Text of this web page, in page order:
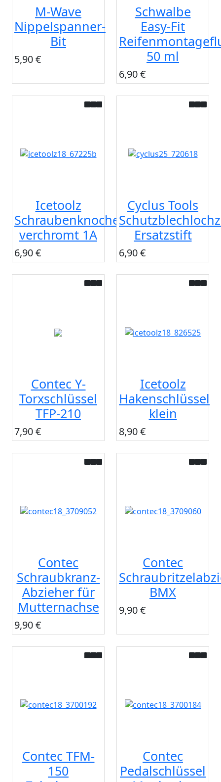
M-Wave
Nippelspanner-
Bit
5,90 €
Schwalbe
Easy-Fit
50 ml
6,90 €
Icetoolz
Schraubenknochen
verchromt 1A
6,90 €
Cyclus Tools
Ersatzstift
6,90 €
Contec Y-
Torxschlüssel
TFP-210
7,90 €
Icetoolz
Hakenschlüssel
klein
8,90 €
Contec
Schraubkranz-
Abzieher für
Mutternachse
9,90 €
Contec
BMX
9,90 €
Contec TFM-
150
Contec
Pedalschlüssel